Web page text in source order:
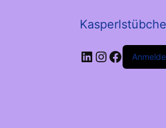
LinkedIn
Instagram